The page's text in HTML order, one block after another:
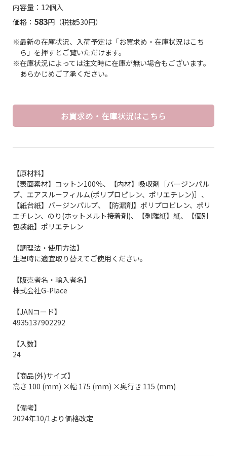
内容量：12個入
価格： 583円（税抜530円）
※最新の在庫状況、入荷予定は「お買求め・在庫状況はこち
ら」を押すとご覧いただけます。
※在庫状況によっては注文時に在庫が無い場合もございます。
あらかじめご了承ください。
お買求め・在庫状況はこちら
【原材料】
【表面素材】コットン100％、【内材】吸収剤［バージンパル
プ、エアスルーフィルム(ポリプロピレン、ポリエチレン)］、
【紙台紙】バージンパルプ、【防漏剤】ポリプロピレン、ポリ
エチレン、のり(ホットメルト接着剤)、【剥離紙】紙、【個別
包装紙】ポリエチレン
【調理法・使用方法】
生理時に適宜取り替えてご使用ください。
【販売者名・輸入者名】
株式会社G-Place
【JANコード】
4935137902292
【入数】
24
【商品(外)サイズ】
高さ 100 (mm) ×幅 175 (mm) ×奥行き 115 (mm)
【備考】
2024年10/1より価格改定